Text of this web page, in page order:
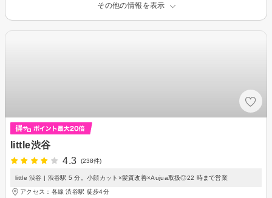
その他の情報を表示
little渋谷
4.3
(238件)
little 渋谷 | 渋谷駅 5 分。小顔カット×髪質改善×Aujua取扱◎22 時まで営業
アクセス：各線 渋谷駅 徒歩4分